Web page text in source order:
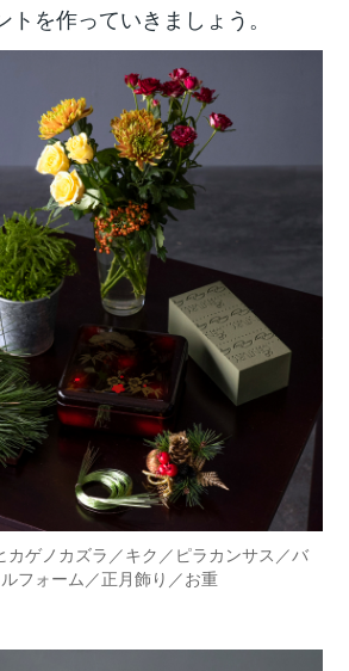
トを作っていきましょう。
カゲノカズラ／キク／ピラカンサス／バ
フォーム／正月飾り／お重